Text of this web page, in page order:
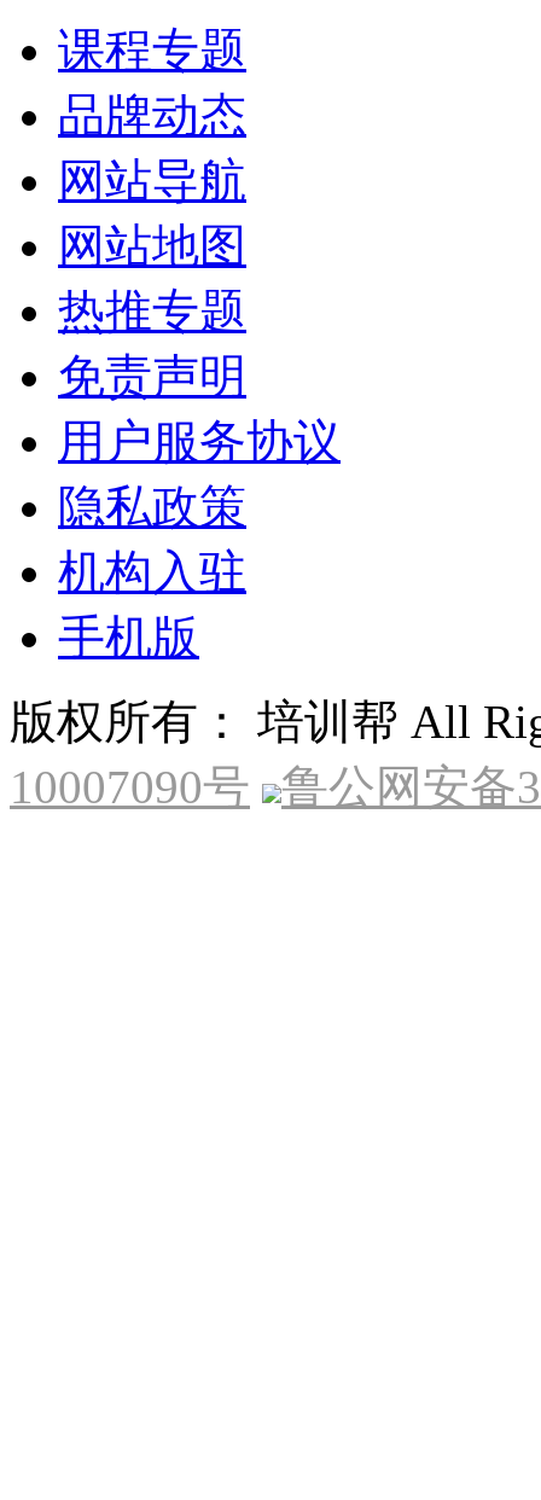
课程专题
品牌动态
网站导航
网站地图
热推专题
免责声明
用户服务协议
隐私政策
机构入驻
手机版
版权所有： 培训帮 All
10007090号
鲁公网安备